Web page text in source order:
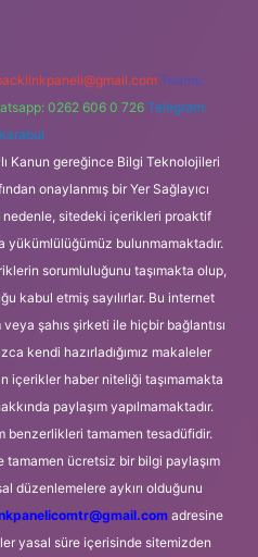
Teams:
0262 606 0 726 Telegram:
Kanun gereğince Bilgi Teknolojileri
onaylanmış bir Yer Sağlayıcı
sitedeki içerikleri proaktif
yükümlülüğümüz bulunmamaktadır.
sorumluluğunu taşımakta olup,
kabul etmiş sayılırlar. Bu internet
şahıs şirketi ile hiçbir bağlantısı
kendi hazırladığımız makaleler
içerikler haber niteliği taşımamakta
paylaşım yapılmamaktadır.
benzerlikleri tamamen tesadüfidir.
tamamen ücretsiz bir bilgi paylaşım
düzenlemelere aykırı olduğunu
adresine
yasal süre içerisinde sitemizden